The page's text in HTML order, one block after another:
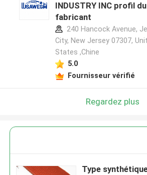
INDUSTRY INC profil du
fabricant
240 Hancock Avenue,
City, New Jersey 07307,
States ,Chine
5.0
Fournisseur vérifié
Regardez plus
Type